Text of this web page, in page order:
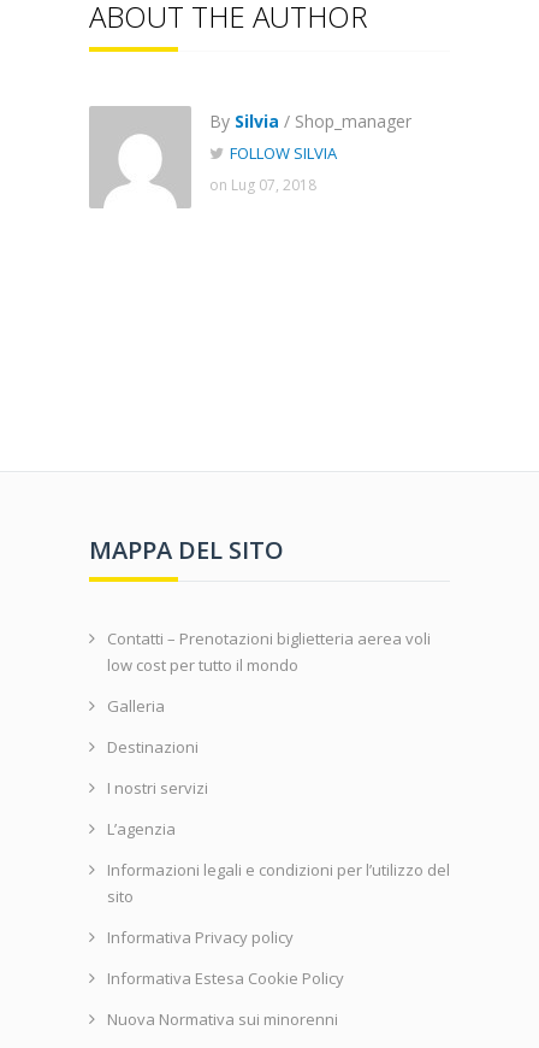
ABOUT THE AUTHOR
By Silvia / Shop_manager
FOLLOW SILVIA
on Lug 07, 2018
MAPPA DEL SITO
Contatti – Prenotazioni biglietteria aerea voli
low cost per tutto il mondo
Galleria
Destinazioni
I nostri servizi
L’agenzia
Informazioni legali e condizioni per l’utilizzo del
sito
Informativa Privacy policy
Informativa Estesa Cookie Policy
Nuova Normativa sui minorenni